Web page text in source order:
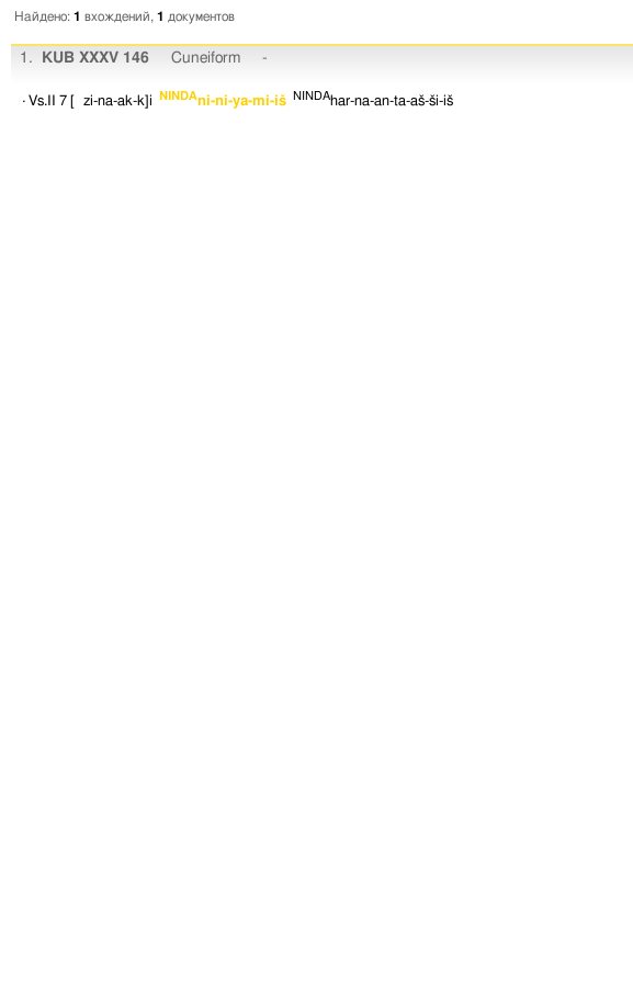
Найдено: 1 вхождений, 1 документов
1. KUB XXXV 146 Cuneiform -
· Vs.II 7 [ zi-na-ak-k]i NINDAni-ni-ya-mi-iš NINDAhar-na-an-ta-aš-ši-iš